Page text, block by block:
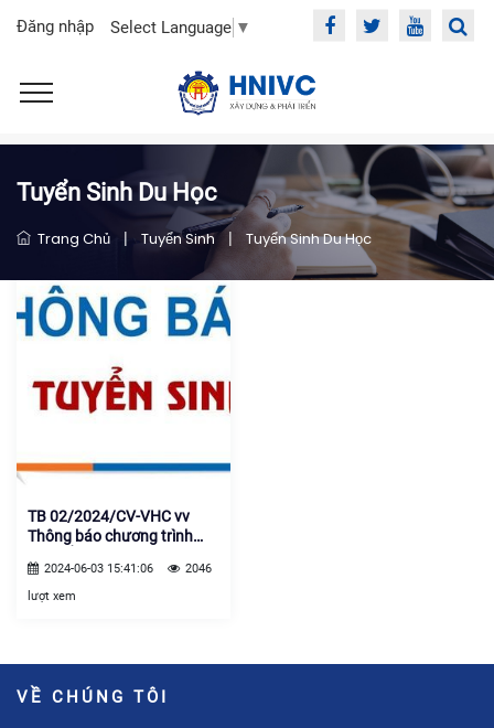
Đăng nhập Select Language ▼
Tuyển Sinh Du Học
Trang Chủ | Tuyển Sinh | Tuyển Sinh Du Học
TB 02/2024/CV-VHC vv
Thông báo chương trình
hệ chuyên ban quốc tế mô
hình mới
2024-06-03 15:41:06
2046
lượt xem
VỀ CHÚNG TÔI